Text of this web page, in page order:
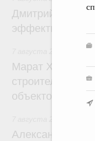
Дмитрий
эффективность
Марат
строительство
объектов
Александр